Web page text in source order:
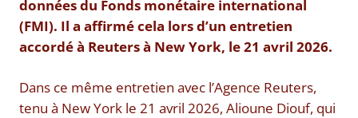
données du Fonds monétaire international
(FMI). Il a affirmé cela lors d’un entretien
accordé à Reuters à New York, le 21 avril 2026.
Dans ce même entretien avec l’Agence Reuters,
tenu à New York le 21 avril 2026, Alioune Diouf, qui